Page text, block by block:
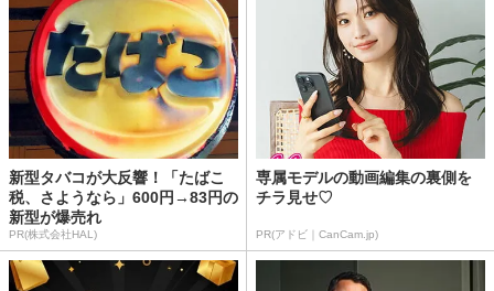
新型タバコが大反響！「たばこ
税、さようなら」600円→83円の
新型が爆売れ
PR(株式会社HAL)
専属モデルの動画編集の裏側を
チラ見せ♡
PR(アドビ｜CanCam.jp)